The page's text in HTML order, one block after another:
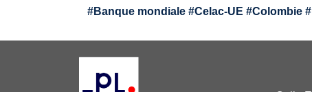
#Banque mondiale #Celac-UE #Colombie #